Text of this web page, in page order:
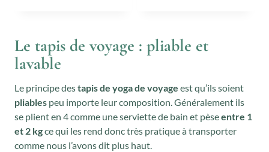
n
i
t
i
i
x
c
t
u
e
Le tapis de voyage : pliable et
lavable
Le principe destapis de yoga de voyage est qu’ils soient
pliables peu importe leur composition. Généralement ils
se plient en 4 comme une serviette de bain et pèseentre 1
et 2 kgce qui les rend donc très pratique à transporter
comme nous l’avons dit plus haut.